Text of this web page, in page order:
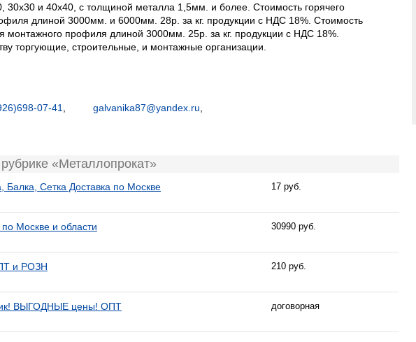
30х30 и 40х40, с толщиной металла 1,5мм. и более. Стоимость горячего
длиной 3000мм. и 6000мм. 28р. за кг. продукции с НДС 18%. Стоимость
монтажного профиля длиной 3000мм. 25р. за кг. продукции с НДС 18%.
торгующие, строительные, и монтажные организации.
07-41 galvanika87@yandex.ru
«Металлопрокат»
Балка, Сетка Доставка по Москве 17 руб.
Москве и области 30990 руб.
и РОЗН 210 руб.
ВЫГОДНЫЕ цены! ОПТ договорная